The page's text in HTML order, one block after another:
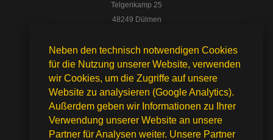
Telgenkamp 25
48249 Dülmen
Start
Team
Über uns
Referenzen
Neben den technisch notwendigen Cookies
für die Nutzung unserer Website, verwenden
wir Cookies, um die Zugriffe auf unsere
Website zu analysieren (Google Analytics).
Außerdem geben wir Informationen zu Ihrer
Verwendung unserer Website an unsere
Partner für Analysen weiter. Unsere Partner